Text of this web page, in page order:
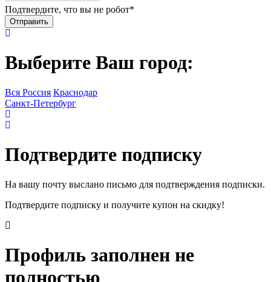
Подтвердите, что вы не робот*
Выберите Ваш город:
Вся Россия Краснодар
Санкт-Петербург
Подтвердите подписку
На вашу почту выслано письмо для подтверждения подписки.
Подтвердите подписку и получите купон на скидку!
Профиль заполнен не
полностью